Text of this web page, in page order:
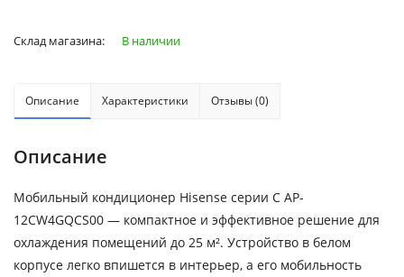
Склад магазина: В наличии
Описание Характеристики Отзывы (0)
Описание
Мобильный кондиционер Hisense серии C AP-
12CW4GQCS00 — компактное и эффективное решение для
охлаждения помещений до 25 м². Устройство в белом
корпусе легко впишется в интерьер, а его мобильность